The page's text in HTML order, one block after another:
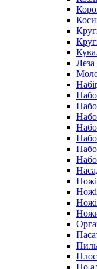
Леза
Ножі
По